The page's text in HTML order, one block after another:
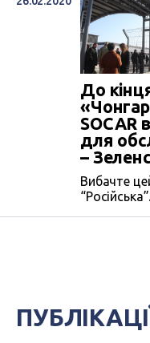
До
SOCAR
для
–
Вибачте
“Російська”.